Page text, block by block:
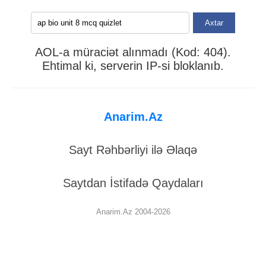
Axtar
AOL-a müraciət alınmadı (Kod: 404).
Ehtimal ki, serverin IP-si bloklanıb.
Anarim.Az
Sayt Rəhbərliyi ilə Əlaqə
Saytdan İstifadə Qaydaları
Anarim.Az 2004-2026